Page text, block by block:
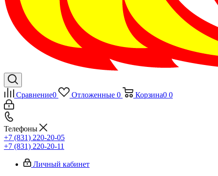
Сравнение0 Отложенные 0 Корзина0 0
Телефоны
+7 (831) 220-20-05
+7 (831) 220-20-11
Личный кабинет